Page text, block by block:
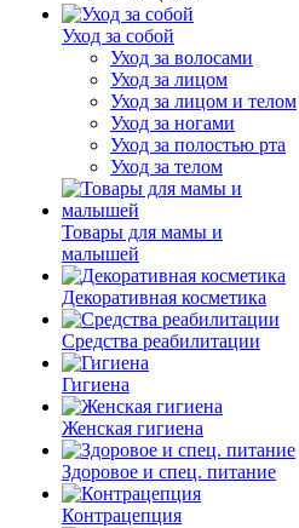
Уход за собой
Уход за волосами
Уход за лицом
Уход за лицом и телом
Уход за ногами
Уход за полостью рта
Уход за телом
Товары для мамы и
малышей
Декоративная косметика
Средства реабилитации
Гигиена
Женская гигиена
Здоровое и спец. питание
Контрацепция